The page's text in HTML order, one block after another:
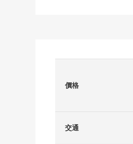
價格
交通